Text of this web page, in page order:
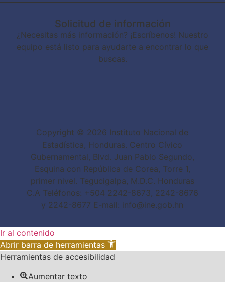
Solicitud de información
¿Necesitas más información? ¡Escríbenos! Nuestro
equipo está listo para ayudarte a encontrar lo que
buscas.
Copyright © 2026 Instituto Nacional de
Estadística, Honduras. Centro Cívico
Gubernamental, Blvd. Juan Pablo Segundo,
Esquina con República de Corea, Torre 1,
primer nivel. Tegucigalpa, M.D.C. Honduras
C.A Teléfonos: +504 2242-8673, 2242-8676
y 2242-8677 E-mail: info@ine.gob.hn
Ir al contenido
Abrir barra de herramientas
Herramientas de accesibilidad
Aumentar texto